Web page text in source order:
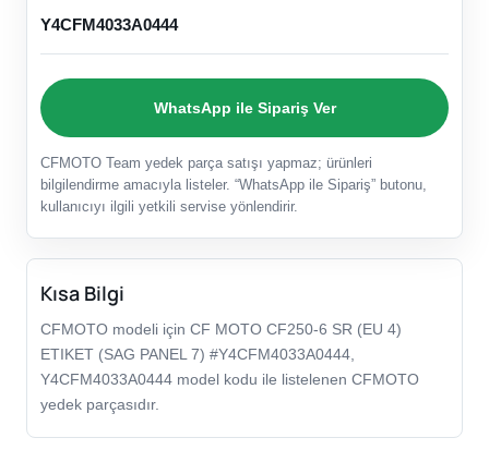
Y4CFM4033A0444
WhatsApp ile Sipariş Ver
CFMOTO Team yedek parça satışı yapmaz; ürünleri
bilgilendirme amacıyla listeler. “WhatsApp ile Sipariş” butonu,
kullanıcıyı ilgili yetkili servise yönlendirir.
Kısa Bilgi
CFMOTO modeli için CF MOTO CF250-6 SR (EU 4)
ETIKET (SAG PANEL 7) #Y4CFM4033A0444,
Y4CFM4033A0444 model kodu ile listelenen CFMOTO
yedek parçasıdır.